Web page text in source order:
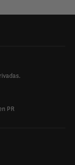
PR